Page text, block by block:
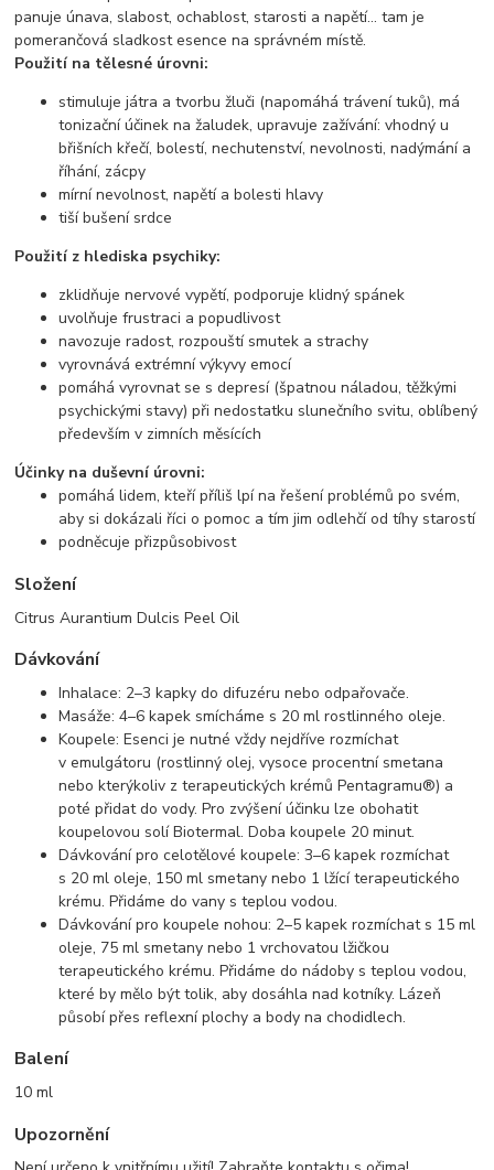
panuje únava, slabost, ochablost, starosti a napětí… tam je
pomerančová sladkost esence na správném místě.
Použití na tělesné úrovni:
stimuluje játra a tvorbu žluči (napomáhá trávení tuků), má
tonizační účinek na žaludek, upravuje zažívání: vhodný u
břišních křečí, bolestí, nechutenství, nevolnosti, nadýmání a
říhání, zácpy
mírní nevolnost, napětí a bolesti hlavy
tiší bušení srdce
Použití z hlediska psychiky:
zklidňuje nervové vypětí, podporuje klidný spánek
uvolňuje frustraci a popudlivost
navozuje radost, rozpouští smutek a strachy
vyrovnává extrémní výkyvy emocí
pomáhá vyrovnat se s depresí (špatnou náladou, těžkými
psychickými stavy) při nedostatku slunečního svitu, oblíbený
především v zimních měsících
Účinky na duševní úrovni:
pomáhá lidem, kteří příliš lpí na řešení problémů po svém,
aby si dokázali říci o pomoc a tím jim odlehčí od tíhy starostí
podněcuje přizpůsobivost
Složení
Citrus Aurantium Dulcis Peel Oil
Dávkování
Inhalace: 2–3 kapky do difuzéru nebo odpařovače.
Masáže: 4–6 kapek smícháme s 20 ml rostlinného oleje.
Koupele: Esenci je nutné vždy nejdříve rozmíchat
v emulgátoru (rostlinný olej, vysoce procentní smetana
nebo kterýkoliv z terapeutických krémů Pentagramu®) a
poté přidat do vody. Pro zvýšení účinku lze obohatit
koupelovou solí Biotermal. Doba koupele 20 minut.
Dávkování pro celotělové koupele: 3–6 kapek rozmíchat
s 20 ml oleje, 150 ml smetany nebo 1 lžící terapeutického
krému. Přidáme do vany s teplou vodou.
Dávkování pro koupele nohou: 2–5 kapek rozmíchat s 15 ml
oleje, 75 ml smetany nebo 1 vrchovatou lžičkou
terapeutického krému. Přidáme do nádoby s teplou vodou,
které by mělo být tolik, aby dosáhla nad kotníky. Lázeň
působí přes reflexní plochy a body na chodidlech.
Balení
10 ml
Upozornění